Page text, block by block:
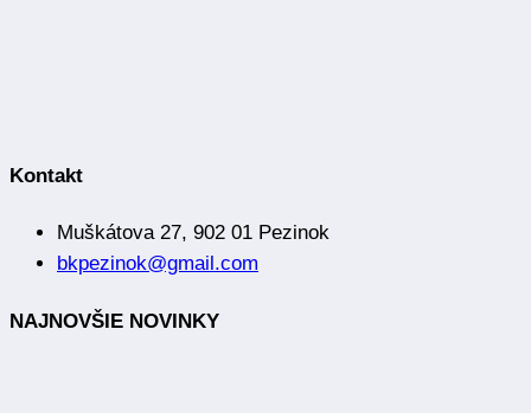
Kontakt
Muškátova 27, 902 01 Pezinok
bkpezinok@gmail.com
NAJNOVŠIE NOVINKY